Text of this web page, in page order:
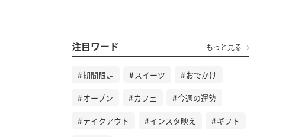
注目ワード もっと見る
期間限定 スイーツ おでかけ
オープン カフェ 今週の運勢
テイクアウト インスタ映え ギフト